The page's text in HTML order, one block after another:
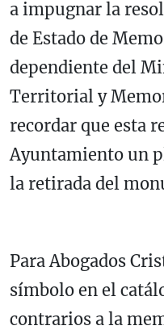
a impugnar la
de Estado de
dependiente del
Territorial y
recordar que esta
Ayuntamiento un
la retirada del
Para Abogados
símbolo en el
contrarios a la